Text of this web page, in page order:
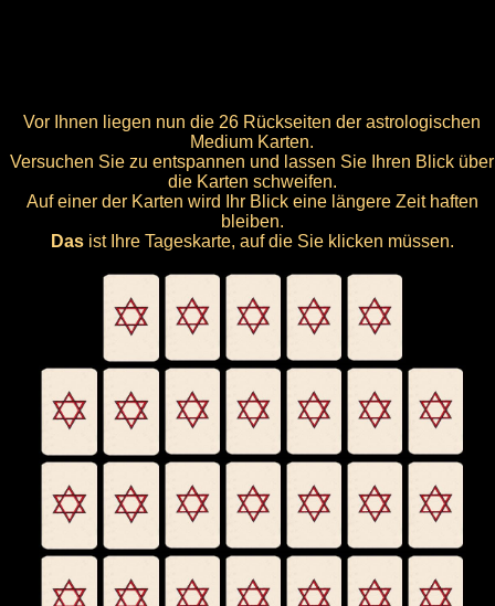
Vor Ihnen liegen nun die 26 Rückseiten der astrologischen
Medium Karten.
Versuchen Sie zu entspannen und lassen Sie Ihren Blick über
die Karten schweifen.
Auf einer der Karten wird Ihr Blick eine längere Zeit haften
bleiben.
Dasist Ihre Tageskarte, auf die Sie klicken müssen.